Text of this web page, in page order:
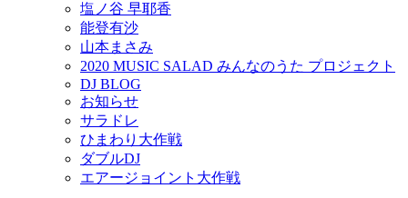
塩ノ谷 早耶香
能登有沙
山本まさみ
2020 MUSIC SALAD みんなのうた プロジェクト
DJ BLOG
お知らせ
サラドレ
ひまわり大作戦
ダブルDJ
エアージョイント大作戦